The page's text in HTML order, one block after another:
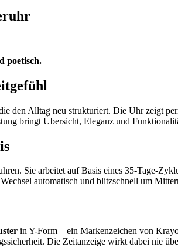
poetisch.
den Alltag neu strukturiert. Die Uhr zeigt
bringt Übersicht, Eleganz und
Sie arbeitet auf Basis eines 35-Tage-
automatisch und blitzschnell um
in Y-Form – ein Markenzeichen von
Die Zeitanzeige wirkt dabei nie